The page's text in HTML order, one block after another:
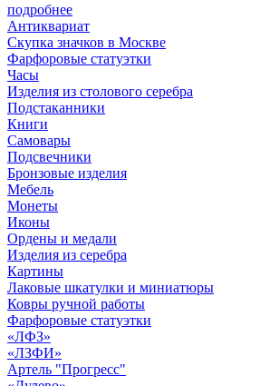
подробнее
Антиквариат
Скупка значков в Москве
Фарфоровые статуэтки
Часы
Изделия из столового серебра
Подстаканники
Книги
Самовары
Подсвечники
Бронзовые изделия
Мебель
Монеты
Иконы
Ордены и медали
Изделия из серебра
Картины
Лаковые шкатулки и миниатюры
Ковры ручной работы
Фарфоровые статуэтки
«ЛФЗ»
«ЛЗФИ»
Артель "Прогресс"